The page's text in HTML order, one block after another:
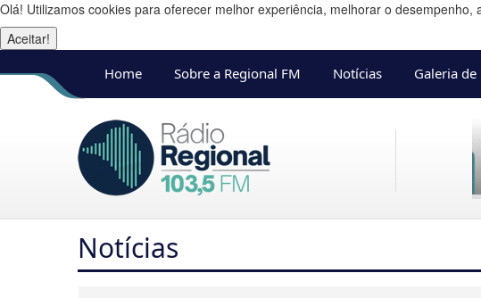
Olá! Utilizamos cookies para oferecer melhor experiência, melhorar o
Aceitar!
Home
Sobre a Regional FM Notícias Galeria de
Notícias